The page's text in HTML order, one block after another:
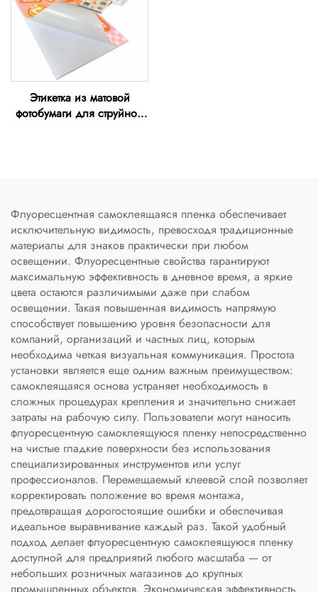
Этикетка из матовой
фотобумаги для струйной
Флуоресцентная самоклеящаяся пленка обеспечивает
исключительную видимость, превосходя традиционные
материалы для знаков практически при любом
освещении. Флуоресцентные свойства гарантируют
максимальную эффективность в дневное время, а яркие
цвета остаются различимыми даже при слабом
освещении. Такая повышенная видимость напрямую
способствует повышению уровня безопасности для
компаний, организаций и частных лиц, которым
необходима четкая визуальная коммуникация. Простота
установки является еще одним важным преимуществом:
самоклеящаяся основа устраняет необходимость в
сложных процедурах крепления и значительно снижает
затраты на рабочую силу. Пользователи могут наносить
флуоресцентную самоклеящуюся пленку непосредственно
на чистые гладкие поверхности без использования
специализированных инструментов или услуг
профессионалов. Перемещаемый клеевой слой позволяет
корректировать положение во время монтажа,
предотвращая дорогостоящие ошибки и обеспечивая
идеальное выравнивание каждый раз. Такой удобный
подход делает флуоресцентную самоклеящуюся пленку
доступной для предприятий любого масштаба — от
небольших розничных магазинов до крупных